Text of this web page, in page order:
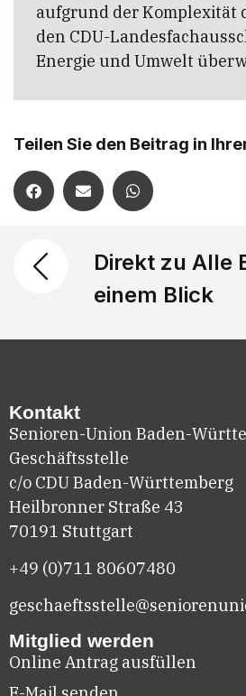
aufgrund der Komplexität
den CDU-
Energie und Umwelt
Teilen Sie den Beitrag in
Direkt zu Alle
einem Blick
Kontakt
Senioren-Union Baden-
Geschäftsstelle
c/o CDU Baden-Württemberg
Heilbronner Straße 43
70191 Stuttgart
+49 (0)711 80607480
Mitglied werden
Online Antrag ausfüllen